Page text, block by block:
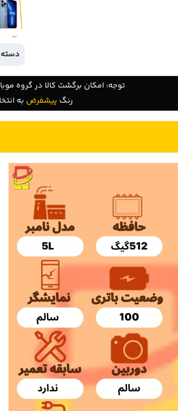
توجه: امکان برگشت کالا در گروه
رنگ پیشفرض به